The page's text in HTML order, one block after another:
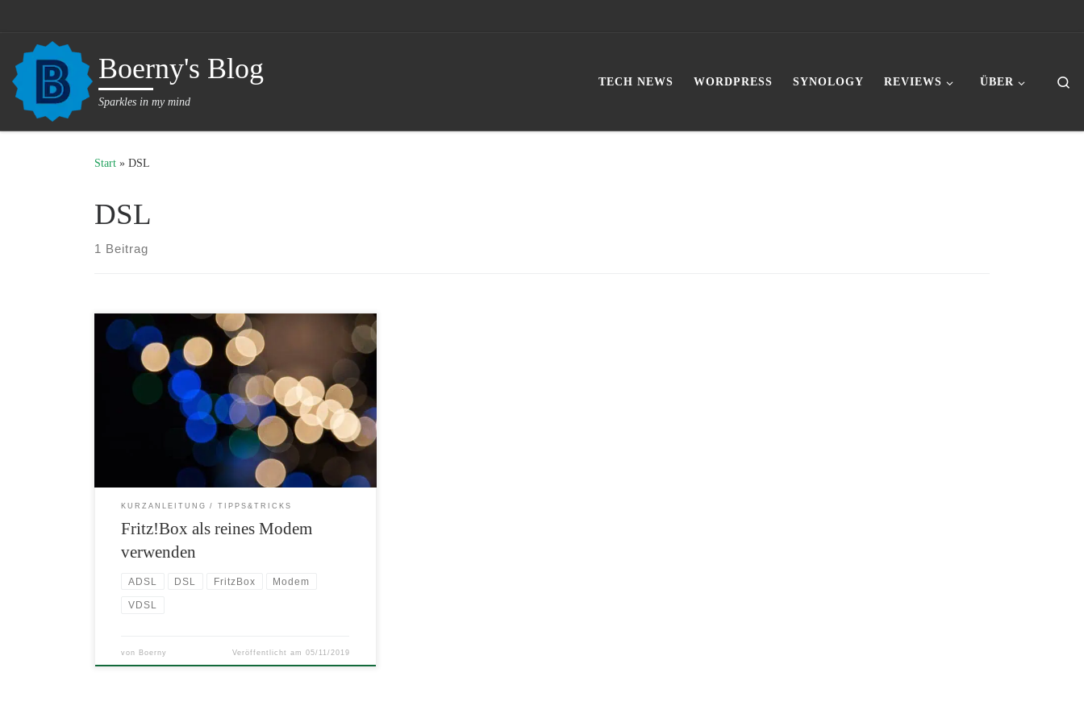
Boerny's Blog
Sparkles in my mind
TECH NEWS WORDPRESS SYNOLOGY REVIEWS ÜBER
Start » DSL
DSL
1 Beitrag
Mit einem kleinen Kniff kann man aus jeder Fritz!Box
ein reines DSL-Modem machen und so sein Netzwerk
bspw erweitert konfigurieren. Das ist etwa sinnvoll um
eine alternative Firewall vor den Router zu schalten.
Hier findet sich eine Kurzanleitung zur Konfiguration.
KURZANLEITUNG TIPPS&TRICKS
Fritz!Box als reines Modem
verwenden
ADSL DSL FritzBox Modem
VDSL
von Boerny Veröffentlicht am 05/11/2019